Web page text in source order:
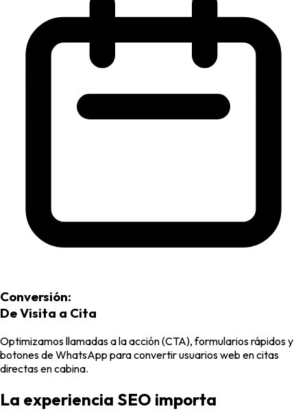
Conversión:
De Visita a Cita
Optimizamos llamadas a la acción (CTA), formularios rápidos y
botones de WhatsApp para convertir usuarios web en citas
directas en cabina.
La experiencia SEO importa